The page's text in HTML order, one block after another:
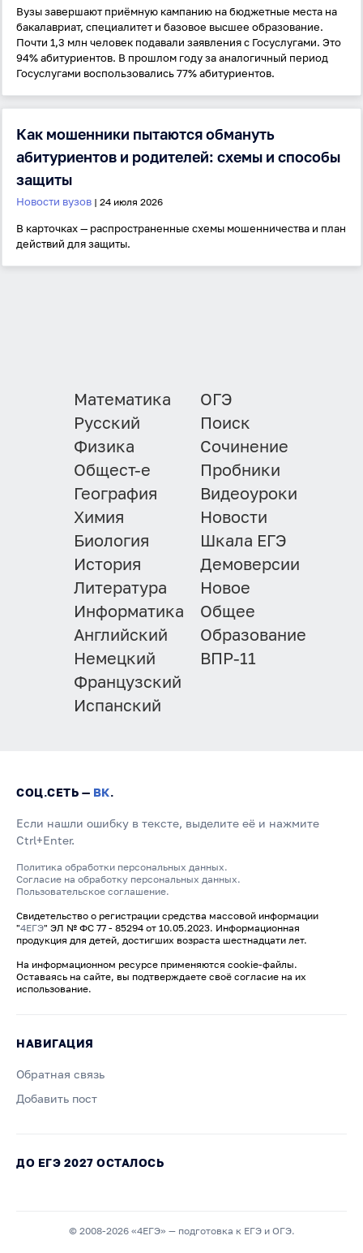
Войти через Яндекс
Вузы завершают приёмную кампанию на бюджетные места на
бакалавриат, специалитет и базовое высшее образование.
Почти 1,3 млн человек подавали заявления с Госуслугами. Это
94% абитуриентов. В прошлом году за аналогичный период
Госуслугами воспользовались 77% абитуриентов.
Как мошенники пытаются обмануть
абитуриентов и родителей: схемы и способы
защиты
Новости вузов | 24 июля 2026
В карточках — распространенные схемы мошенничества и план
действий для защиты.
Математика
Русский
Физика
Общест-е
География
Химия
Биология
История
Литература
Информатика
Английский
Немецкий
Французский
Испанский
ОГЭ
Поиск
Сочинение
Пробники
Видеоуроки
Новости
Шкала ЕГЭ
Демоверсии
Новое
Общее
Образование
ВПР-11
СОЦ.СЕТЬ — ВК.
Если нашли ошибку в тексте, выделите её и нажмите
Ctrl+Enter.
Политика обработки персональных данных.
Согласие на обработку персональных данных.
Пользовательское соглашение.
Свидетельство о регистрации средства массовой информации
"4ЕГЭ" ЭЛ № ФС 77 - 85294 от 10.05.2023. Информационная
продукция для детей, достигших возраста шестнадцати лет.
На информационном ресурсе применяются cookie-файлы.
Оставаясь на сайте, вы подтверждаете своё согласие на их
использование.
НАВИГАЦИЯ
Обратная связь
Добавить пост
ДО ЕГЭ 2027 ОСТАЛОСЬ
© 2008-2026 «4ЕГЭ» — подготовка к ЕГЭ и ОГЭ.